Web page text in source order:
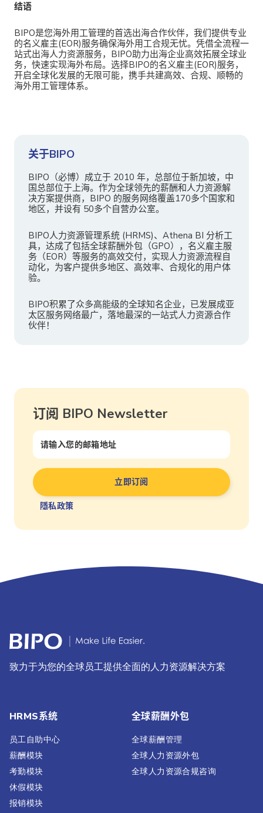
结语
BIPO是您海外用工管理的首选出海合作伙伴，我们提供专业
的名义雇主(EOR)服务确保海外用工合规无忧。凭借全流程一
站式出海人力资源服务，BIPO助力出海企业高效拓展全球业
务，快速实现海外布局。选择BIPO的名义雇主(EOR)服务，
开启全球化发展的无限可能，携手共建高效、合规、顺畅的
海外用工管理体系。
关于BIPO
BIPO（必博）成立于 2010 年，总部位于新加坡，中
国总部位于上海。作为全球领先的薪酬和人力资源解
决方案提供商，BIPO 的服务网络覆盖170多个国家和
地区，并设有 50多个自营办公室。
BIPO人力资源管理系统 (HRMS)、Athena BI 分析工
具，达成了包括全球薪酬外包（GPO），名义雇主服
务（EOR）等服务的高效交付，实现人力资源流程自
动化，为客户提供多地区、高效率、合规化的用户体
验。
BIPO积累了众多高能级的全球知名企业，已发展成亚
太区服务网络最广，落地最深的一站式人力资源合作
伙伴！
订阅 BIPO Newsletter
隱私政策
致力于为您的全球员工提供全面的人力资源解决方案
HRMS系统
员工自助中心
薪酬模块
考勤模块
休假模块
报销模块
全球薪酬外包
全球薪酬管理
全球人力资源外包
全球人力资源合规咨询